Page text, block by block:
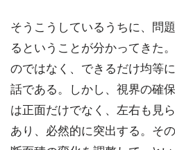
そうこうしているうちに、問
るということが分かってきた
のではなく、できるだけ均等
話である。しかし、視界の確
は正面だけでなく、左右も見
あり、必然的に突出する。そ